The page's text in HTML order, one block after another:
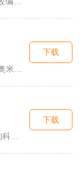
下载
崩坏3围绕崩坏灾害入侵的科幻世界观展开，玩家以舰长身份操控多...
下载